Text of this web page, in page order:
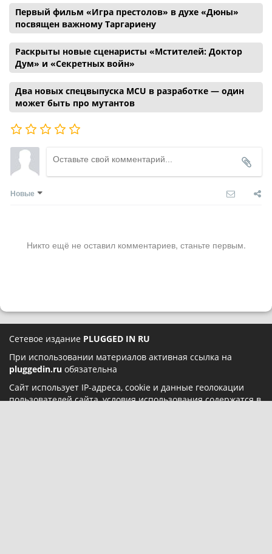
Первый фильм «Игра престолов» в духе «Дюны»
посвящен важному Таргариену
Раскрыты новые сценаристы «Мстителей: Доктор
Дум» и «Секретных войн»
Два новых спецвыпуска MCU в разработке — один
может быть про мутантов
Новые
Никто ещё не оставил комментариев, станьте первым.
Сетевое издание PLUGGED IN RU
При использовании материалов активная ссылка на
pluggedin.ru обязательна
Сайт использует IP-адреса, cookie и данные геолокации
пользователей сайта, условия использования содержатся в